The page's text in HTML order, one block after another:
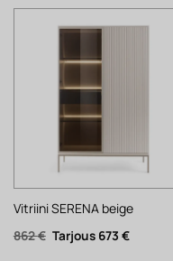
Vitriini SERENA beige
862€ Alkuperäinen
hinta
673 €Nykyinen